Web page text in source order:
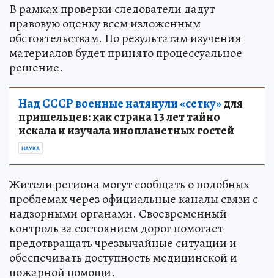
В рамках проверки следователи дадут
правовую оценку всем изложенным
обстоятельствам. По результатам изучения
материалов будет принято процессуальное
решение.
Над СССР военные натянули «сетку»для
пришельцев: как страна 13 лет тайно
искала и изучала инопланетных гостей
НАУКА
Жители региона могут сообщать о подобных
проблемах через официальные каналы связи с
надзорными органами. Своевременный
контроль за состоянием дорог помогает
предотвращать чрезвычайные ситуации и
обеспечивать доступность медицинской и
пожарной помощи.